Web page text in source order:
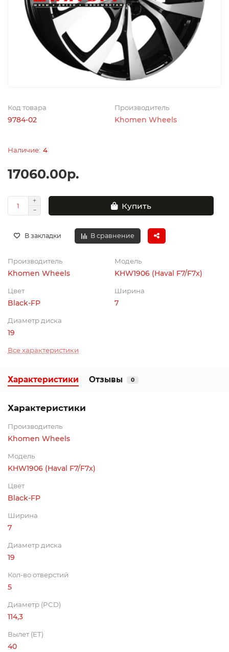
Код товара
9784-02
Производитель
Khomen Wheels
4
17060.00р.
Купить
В закладки В сравнение
Производитель
Khomen Wheels
Модель
KHW1906 (Haval F7/F7x)
Цвет
Black-FP
Ширина
7
Диаметр диска
19
Все характеристики
Характеристики Отзывы 0
Характеристики
Производитель
Khomen Wheels
Модель
KHW1906 (Haval F7/F7x)
Цвет
Black-FP
Ширина
7
Диаметр диска
19
Кол-во отверстий
5
Диаметр (PCD)
114,3
Вылет (ET)
40